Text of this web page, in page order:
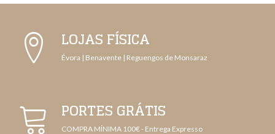
LOJAS FÍSICA
Évora | Benavente | Reguengos de Monsaraz
PORTES GRÁTIS
COMPRA MÍNIMA 100€ - Entrega Expresso